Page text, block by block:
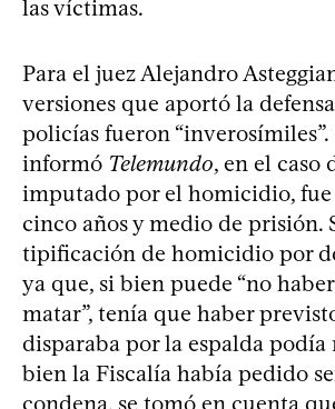
las víctimas.
Para el juez Alejandro
versiones que aportó la
policías fueron “inverosímiles”.
informó Telemundo, en el caso
imputado por el homicidio, fue
cinco años y medio de prisión.
tipificación de homicidio por
ya que, si bien puede “no
matar”, tenía que haber
disparaba por la espalda podía
bien la Fiscalía había pedido
condena, se tomó en cuenta